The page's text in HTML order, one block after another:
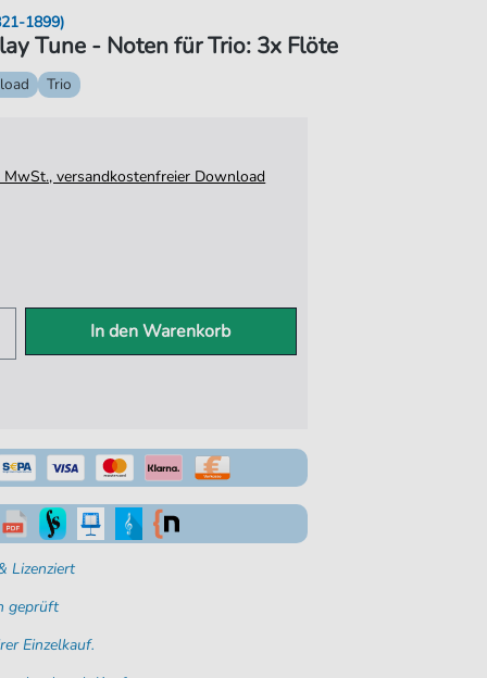
Tune - Noten für Trio: 3x Flöte
1899)
Trio
MwSt., versandkostenfreier Download
In den Warenkorb
Lizenziert
geprüft
Einzelkauf.